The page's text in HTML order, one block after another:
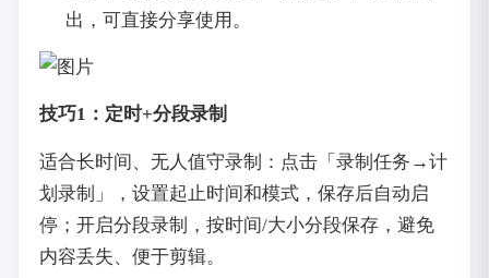
出，可直接分享使用。
技巧1：定时+分段录制
适合长时间、无人值守录制：点击「录制任务→计
划录制」，设置起止时间和模式，保存后自动启
停；开启分段录制，按时间/大小分段保存，避免
内容丢失、便于剪辑。